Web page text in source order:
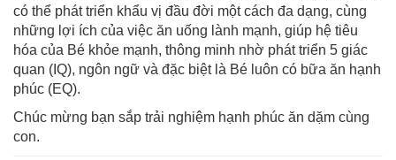
có thể phát triển khẩu vị đầu đời một cách đa dạng, cùng
những lợi ích của việc ăn uống lành mạnh, giúp hệ tiêu
hóa của Bé khỏe mạnh, thông minh nhờ phát triển 5 giác
quan (IQ), ngôn ngữ và đặc biệt là Bé luôn có bữa ăn hạnh
phúc (EQ).
Chúc mừng bạn sắp trải nghiệm hạnh phúc ăn dặm cùng
con.